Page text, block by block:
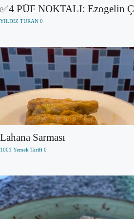
✅4 PÜF NOKTALI: Ezogelin
YILDIZ TURAN 0
Lahana Sarması
1001 Yemek Tarifi 0